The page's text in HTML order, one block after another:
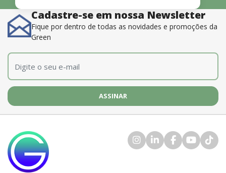
Cadastre-se em nossa Newsletter
Fique por dentro de todas as novidades e promoções da
Green
E-mail